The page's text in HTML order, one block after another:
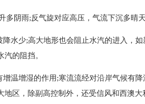
多阴雨;反气旋对应高压，气流下沉多晴天
水少;高大地形也会阻止水汽的进入，
的阻挡。
温增湿的作用;寒流流经对沿岸气候有
地区，除副高控制外，还受信风和西澳